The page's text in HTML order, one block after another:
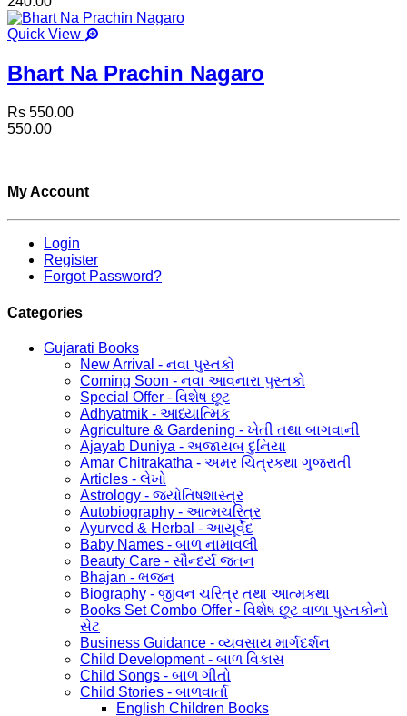
Quick View
Bhart Na Prachin Nagaro
Rs 550.00
550.00
My Account
Login
Register
Forgot Password?
Categories
Gujarati Books
New Arrival - નવા પુસ્તકો
Coming Soon - નવા આવનારા પુસ્તકો
Special Offer - વિશેષ છૂટ
Adhyatmik - આધ્યાત્મિક
Agriculture & Gardening - ખેતી તથા બાગવાની
Ajayab Duniya - અજાયબ દુનિયા
Amar Chitrakatha - અમર ચિત્રકથા ગુજરાતી
Articles - લેખો
Astrology - જ્યોતિષશાસ્ત્ર
Autobiography - આત્મચરિત્ર
Ayurved & Herbal - આયૂર્વેદ
Baby Names - બાળ નામાવલી
Beauty Care - સૌન્દર્ય જતન
Bhajan - ભજન
Biography - જીવન ચરિત્ર તથા આત્મકથા
Books Set Combo Offer - વિશેષ છૂટ વાળા પુસ્તકોનો
સેટ
Business Guidance - વ્યવસાય માર્ગદર્શન
Child Development - બાળ વિકાસ
Child Songs - બાળ ગીતો
Child Stories - બાળવાર્તા
English Children Books